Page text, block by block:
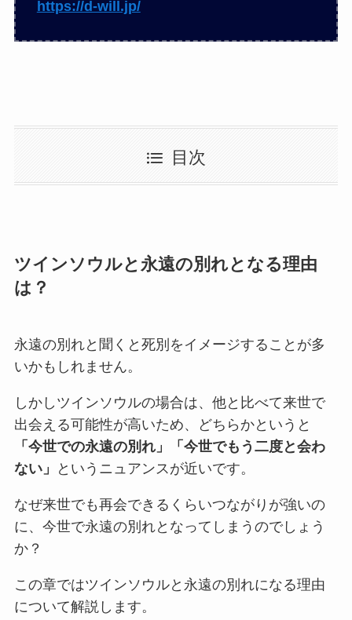
https://d-will.jp/
目次
ツインソウルと永遠の別れとなる理由
は？
永遠の別れと聞くと死別をイメージすることが多
いかもしれません。
しかしツインソウルの場合は、他と比べて来世で
出会える可能性が高いため、どちらかというと
「今世での永遠の別れ」「今世でもう二度と会わ
ない」
というニュアンスが近いです。
なぜ来世でも再会できるくらいつながりが強いの
に、今世で永遠の別れとなってしまうのでしょう
か？
この章ではツインソウルと永遠の別れになる理由
について解説します。